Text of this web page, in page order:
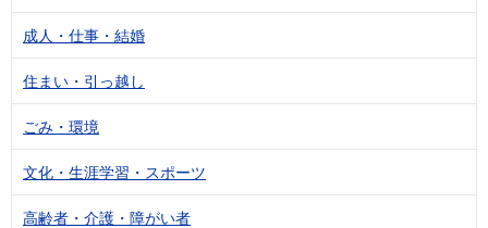
成人・仕事・結婚
住まい・引っ越し
ごみ・環境
文化・生涯学習・スポーツ
高齢者・介護・障がい者